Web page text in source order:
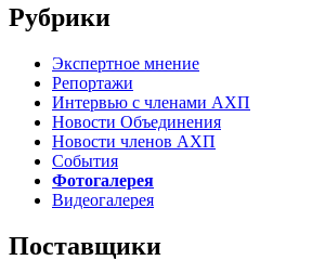
Рубрики
Экспертное мнение
Репортажи
Интервью с членами АХП
Новости Объединения
Новости членов АХП
События
Фотогалерея
Видеогалерея
Поставщики